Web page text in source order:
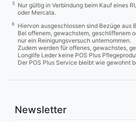
5
Nur gültig in Verbindung beim Kauf eines
oder Mercata.
6
Hiervon ausgeschlossen sind Bezüge aus
Bei offenem, gewachstem, geschliffenem
nur ein Reinigungsversuch unternommen.
Zudem werden für offenes, gewachstes,
Longlife Leder keine POS Plus
Der POS Plus Service bleibt wie gewohnt
Newsletter